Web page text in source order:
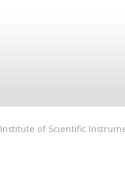
Institute of Scientific